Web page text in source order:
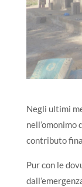
Negli ultimi
nell’omonimo
contributo
Pur con le